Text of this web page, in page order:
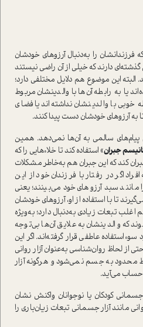
فرزندانشان را به‌دنبال آرزوهاي خودشان
دارند كه خيلي از آن راضي نيستند
البته اين موضوع هم دلايل مختلفي دارد؛
يا به رابطه آن‌ها با والدينشان مربوط
با وا‌لدينشان نداشته‌اند يا فضاي
به آرزوهاي خودشان دست پيدا كنند.
پيام‌هاي سالمي به آن‌ها نمي‌دهد. همين
جبران» استفاده كند تا خلاء‌‌هايي را كه
كند كه اين جبران هم به‌خاطر مشكلات
اگر در رفتار با فرزندان خود از اين
مانند سبد آرزوهاي خود مي‌بينند؛ يعني
تا با استفاده از او، آرزوهاي خودشان
اغلب تبعات زيادي به‌دنبال دارد؛ به‌ويژه
كه والدينشان به علايق آن‌ها بي‌توجه
عاطفي قرار گرفته‌اند. اگر اين
از لحاظ روان‌شناسي به‌عنوان آزار رواني
محدود به جسم نمي‌شود و هر‌گونه آزار
حساب مي‌آيد.
جسماني كودكان يا نوجوانان واكنش نشان
مانند آزار جسماني تبعات زيان‌باري را